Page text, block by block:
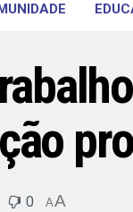
0 AA